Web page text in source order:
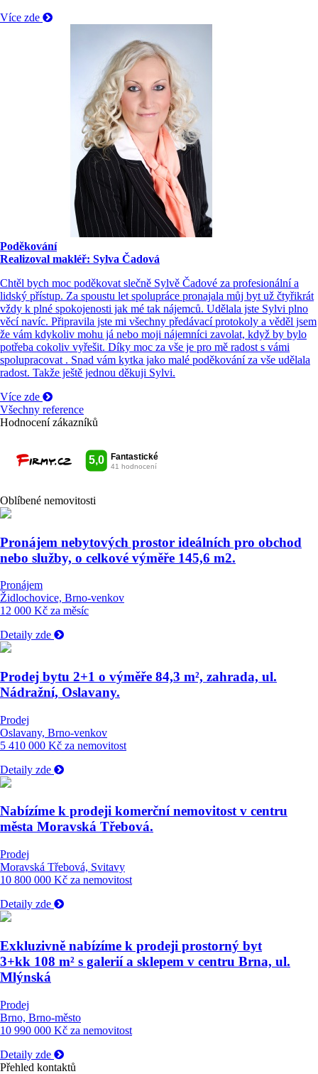
Více zde
Poděkování
Realizoval makléř: Sylva Čadová
Chtěl bych moc poděkovat slečně Sylvě Čadové za profesionální a
lidský přístup. Za spoustu let spolupráce pronajala můj byt už čtyřikrát
vždy k plné spokojenosti jak mé tak nájemců. Udělala jste Sylvi plno
věcí navíc. Připravila jste mi všechny předávací protokoly a věděl jsem
že vám kdykoliv mohu já nebo moji nájemníci zavolat, když by bylo
potřeba cokoliv vyřešit. Díky moc za vše je pro mě radost s vámi
spolupracovat . Snad vám kytka jako malé poděkování za vše udělala
radost. Takže ještě jednou děkuji Sylvi.
Více zde
Všechny reference
Hodnocení zákazníků
Oblíbené nemovitosti
Pronájem nebytových prostor ideálních pro obchod
nebo služby, o celkové výměře 145,6 m2.
Pronájem
Židlochovice, Brno-venkov
12 000 Kč za měsíc
Detaily zde
Prodej bytu 2+1 o výměře 84,3 m², zahrada, ul.
Nádražní, Oslavany.
Prodej
Oslavany, Brno-venkov
5 410 000 Kč za nemovitost
Detaily zde
Nabízíme k prodeji komerční nemovitost v centru
města Moravská Třebová.
Prodej
Moravská Třebová, Svitavy
10 800 000 Kč za nemovitost
Detaily zde
Exkluzivně nabízíme k prodeji prostorný byt
3+kk 108 m² s galerií a sklepem v centru Brna, ul.
Mlýnská
Prodej
Brno, Brno-město
10 990 000 Kč za nemovitost
Detaily zde
Přehled kontaktů